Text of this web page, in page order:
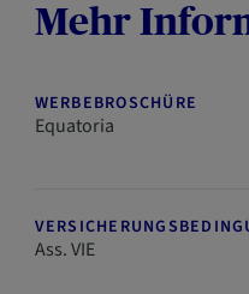
Mehr
WERBEBROSCHÜRE
Equatoria
Ass. VIE